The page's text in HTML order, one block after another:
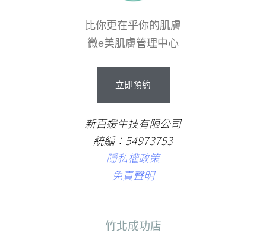
比你更在乎你的肌膚
微e美肌膚管理中心
立即預約
新百媛生技有限公司
統編：54973753
隱私權政策
免責聲明
竹北成功店